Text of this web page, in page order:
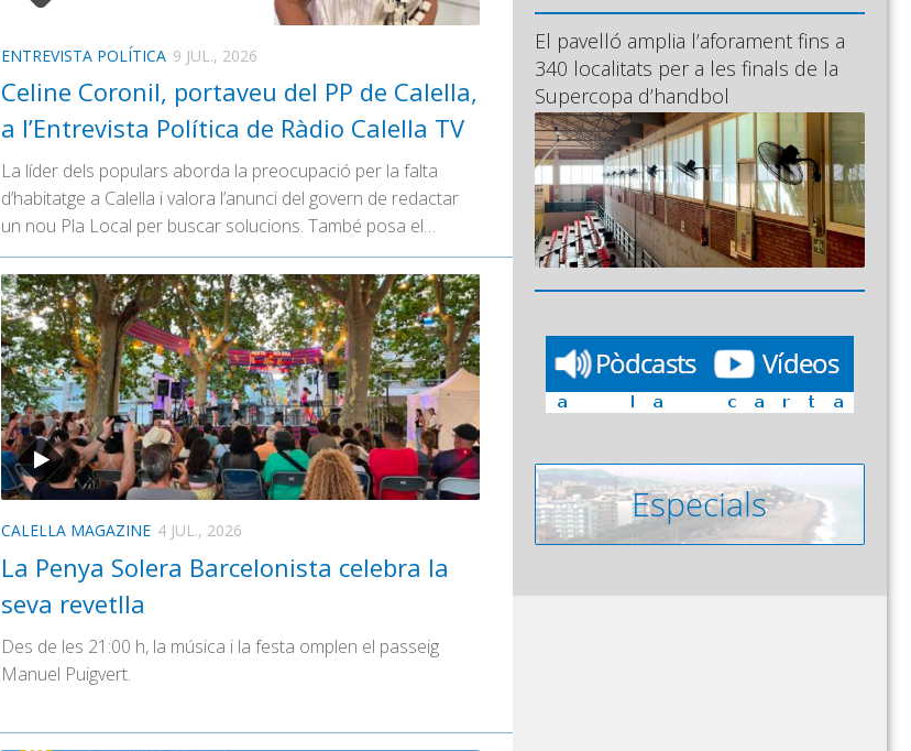
ENTREVISTA POLÍTICA 9 JUL., 2026
Celine Coronil, portaveu del PP de Calella,
a l’Entrevista Política de Ràdio Calella TV
La líder dels populars aborda la preocupació per la falta
d’habitatge a Calella i valora l’anunci del govern de redactar
un nou Pla Local per buscar solucions. També posa el…
CALELLA MAGAZINE 4 JUL., 2026
La Penya Solera Barcelonista celebra la
seva revetlla
Des de les 21:00 h, la música i la festa omplen el passeig
Manuel Puigvert.
El pavelló amplia l’aforament fins a
340 localitats per a les finals de la
Supercopa d’handbol